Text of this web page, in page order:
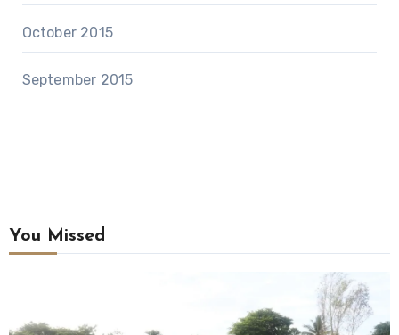
October 2015
September 2015
You Missed